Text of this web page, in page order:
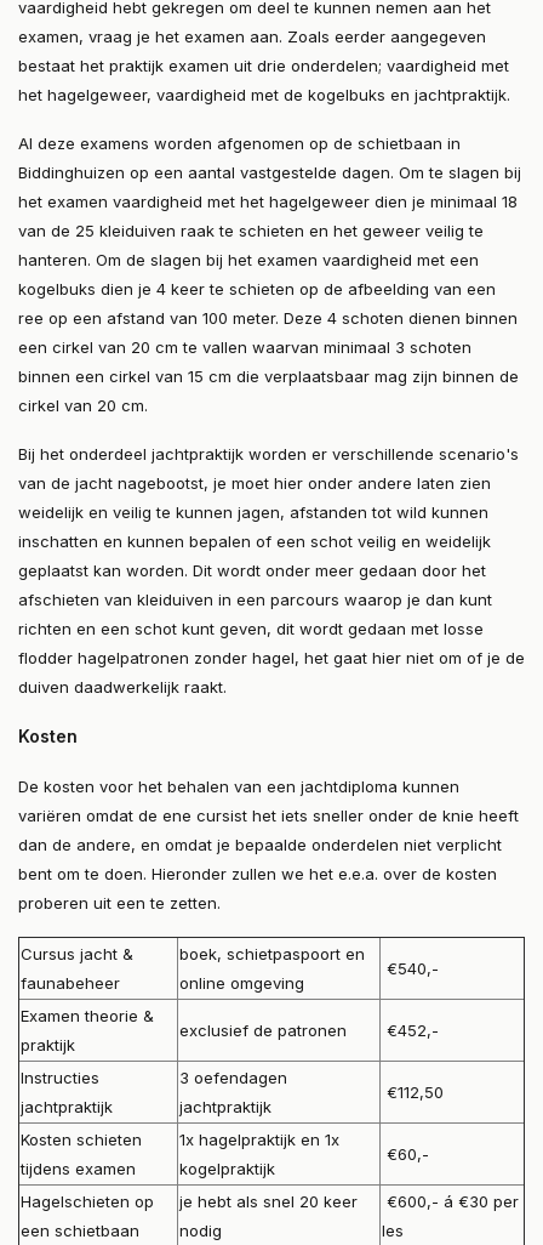
vaardigheid hebt gekregen om deel te kunnen nemen aan het
examen, vraag je het examen aan. Zoals eerder aangegeven
bestaat het praktijk examen uit drie onderdelen; vaardigheid met
het hagelgeweer, vaardigheid met de kogelbuks en jachtpraktijk.
Al deze examens worden afgenomen op de schietbaan in
Biddinghuizen op een aantal vastgestelde dagen. Om te slagen bij
het examen vaardigheid met het hagelgeweer dien je minimaal 18
van de 25 kleiduiven raak te schieten en het geweer veilig te
hanteren. Om de slagen bij het examen vaardigheid met een
kogelbuks dien je 4 keer te schieten op de afbeelding van een
ree op een afstand van 100 meter. Deze 4 schoten dienen binnen
een cirkel van 20 cm te vallen waarvan minimaal 3 schoten
binnen een cirkel van 15 cm die verplaatsbaar mag zijn binnen de
cirkel van 20 cm.
Bij het onderdeel jachtpraktijk worden er verschillende scenario's
van de jacht nagebootst, je moet hier onder andere laten zien
weidelijk en veilig te kunnen jagen, afstanden tot wild kunnen
inschatten en kunnen bepalen of een schot veilig en weidelijk
geplaatst kan worden. Dit wordt onder meer gedaan door het
afschieten van kleiduiven in een parcours waarop je dan kunt
richten en een schot kunt geven, dit wordt gedaan met losse
flodder hagelpatronen zonder hagel, het gaat hier niet om of je de
duiven daadwerkelijk raakt.
Kosten
De kosten voor het behalen van een jachtdiploma kunnen
variëren omdat de ene cursist het iets sneller onder de knie heeft
dan de andere, en omdat je bepaalde onderdelen niet verplicht
bent om te doen. Hieronder zullen we het e.e.a. over de kosten
proberen uit een te zetten.
Cursus jacht &
faunabeheer
boek, schietpaspoort en
online omgeving
€540,-
Examen theorie &
praktijk
exclusief de patronen €452,-
Instructies
jachtpraktijk
3 oefendagen
jachtpraktijk
€112,50
Kosten schieten
tijdens examen
1x hagelpraktijk en 1x
kogelpraktijk
€60,-
Hagelschieten op
een schietbaan
je hebt als snel 20 keer
nodig
€600,- á €30 per
les